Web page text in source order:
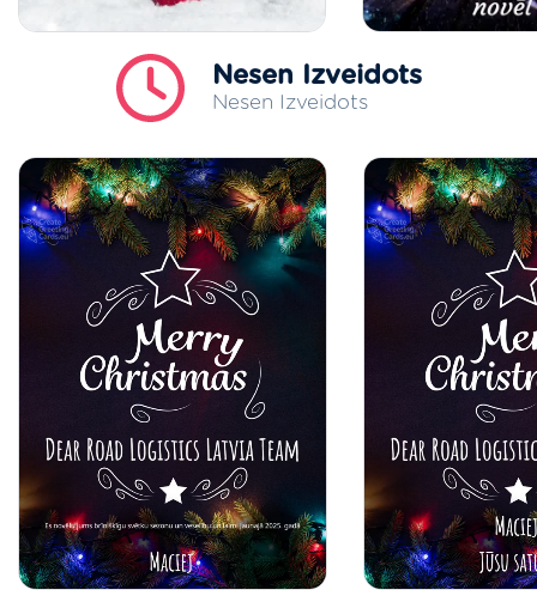
Nesen Izveidots
Nesen Izveidots